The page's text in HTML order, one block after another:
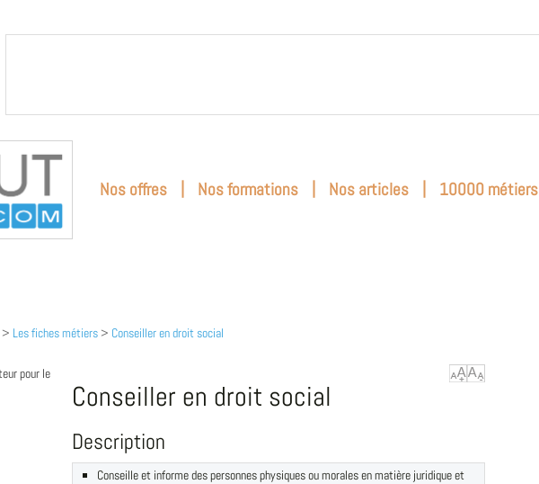
Nos offres | Nos formations | Nos articles | 10000 métiers
> Les fiches métiers > Conseiller en droit social
pour le
Conseiller en droit social
Description
Conseille et informe des personnes physiques ou morales en matière juridique et